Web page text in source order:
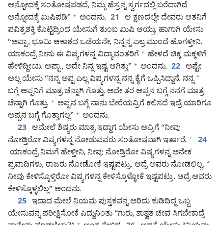
ಅನ್ನೋದಕ್ಕೆ ಸಂತೋಷಪಡದೆ, ನಿಮ್ಮ ಹೆಸ್ರನ್ನ ಸ್ವರ್ಗದಲ್ಲಿ ಬರೆದಾಗಿದೆ
ಅನ್ನೋದಕ್ಕೆ ಖುಷಿಪಡಿ” + ಅಂದನು. 21
ಆ ಕ್ಷಣದಲ್ಲೇ ದೇವರು ಆತನಿಗೆ
ಪವಿತ್ರಶಕ್ತಿ ಕೊಟ್ಟಿದ್ರಿಂದ ಯೇಸುಗೆ ತುಂಬ ಖುಷಿ ಆಯ್ತು. ಹಾಗಾಗಿ ಯೇಸು
“ಅಪ್ಪಾ, ಭೂಮಿ ಆಕಾಶದ ಒಡೆಯನೇ, ನಿನ್ನನ್ನ ಎಲ್ರ ಮುಂದೆ ಹೊಗಳ್ತೀನಿ.
ಯಾಕಂದ್ರೆ ನೀನು ಈ ವಿಷ್ಯಗಳನ್ನ ವಿದ್ಯಾವಂತರಿಗೆ + ಹೇಳದೆ ಚಿಕ್ಕ ಮಕ್ಕಳಿಗೆ
ಹೇಳಿದ್ದೀಯ. ಅಪ್ಪಾ, ಅದೇ ನಿನ್ನ ಇಷ್ಟ ಆಗಿತ್ತು” + ಅಂದನು. 22 ಅಷ್ಟೇ
ಅಲ್ಲ ಯೇಸು “ನನ್ನ ಅಪ್ಪ ಎಲ್ಲ ವಿಷ್ಯಗಳನ್ನ ನನ್ನ ಕೈಗೆ ಒಪ್ಪಿಸಿದ್ದಾನೆ. ನನ್ನ *
ಬಗ್ಗೆ ಅಪ್ಪನಿಗೆ ಮಾತ್ರ ಚೆನ್ನಾಗಿ ಗೊತ್ತು. ಅದೇ ತರ ಅಪ್ಪನ ಬಗ್ಗೆ ನನಗೆ ಮಾತ್ರ
ಚೆನ್ನಾಗಿ ಗೊತ್ತು. + ಅಪ್ಪನ ಬಗ್ಗೆ ನಾನು ಬೇರೆಯವ್ರಿಗೆ ಕಲಿಸದೆ ಇದ್ರೆ ಯಾರಿಗೂ
ಅಪ್ಪನ ಬಗ್ಗೆ ಗೊತ್ತಾಗಲ್ಲ” + ಅಂದನು.
23 ಆಮೇಲೆ ಶಿಷ್ಯರು ಮಾತ್ರ ಇದ್ದಾಗ ಯೇಸು ಅವ್ರಿಗೆ “ನೀವು
ನೋಡ್ತಿರೋ ವಿಷ್ಯಗಳನ್ನ ನೋಡುವವರು ಸಂತೋಷವಾಗಿ ಇರ್ತಾರೆ. + 24
ಯಾಕಂದ್ರೆ ನಿಮಗೆ ಹೇಳ್ತೀನಿ, ನೀವು ನೋಡ್ತಿರೋ ವಿಷ್ಯಗಳನ್ನ ಅನೇಕ
ಪ್ರವಾದಿಗಳು, ರಾಜರು ನೋಡೋಕೆ ಇಷ್ಟಪಟ್ರು. ಆದ್ರೆ ಅವರು ನೋಡಲಿಲ್ಲ. +
ನೀವು ಕೇಳಿಸ್ಕೊಳ್ತಿರೋ ವಿಷ್ಯಗಳನ್ನ ಕೇಳಿಸ್ಕೊಳ್ಳೋಕೆ ಇಷ್ಟಪಟ್ರು. ಆದ್ರೆ ಅವರು
ಕೇಳಿಸ್ಕೊಳ್ಳಲಿಲ್ಲ” ಅಂದನು.
25 ಇದಾದ ಮೇಲೆ ನಿಯಮ ಪುಸ್ತಕವನ್ನ ಅರಿದು ಕುಡಿದಿದ್ದ ಒಬ್ಬ
ಯೇಸುವನ್ನ ಪರೀಕ್ಷಿಸೋಕೆ ಎದ್ದುನಿಂತು “ಗುರು, ಶಾಶ್ವತ ಜೀವ ಸಿಗಬೇಕಾದ್ರೆ